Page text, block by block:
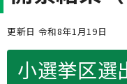
更新日 令和8年1月19日
小選挙区選